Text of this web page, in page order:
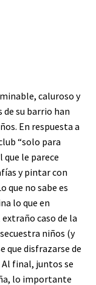
caluroso y
su barrio han
En respuesta a
“solo para
que le parece
y pintar con
que no sabe es
lo que en
caso de la
niños (y
que disfrazarse de
final, juntos se
lo importante